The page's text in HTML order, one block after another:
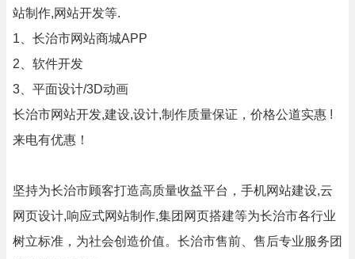
站制作,网站开发等.
1、长治市网站商城APP
2、软件开发
3、平面设计/3D动画
长治市网站开发,建设,设计,制作质量保证，价格公道实惠 !
来电有优惠！
坚持为长治市顾客打造高质量收益平台，手机网站建设,云
网页设计,响应式网站制作,集团网页搭建等为长治市各行业
树立标准，为社会创造价值。长治市售前、售后专业服务团